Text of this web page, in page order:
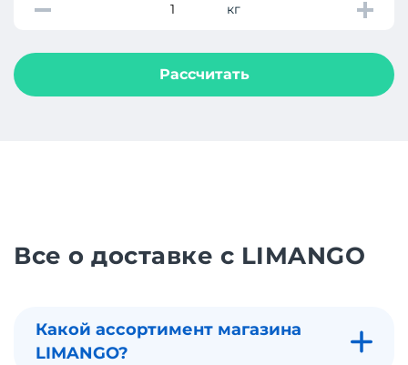
кг
Рассчитать
Все о доставке с LIMANGO
Какой ассортимент магазина
LIMANGO?